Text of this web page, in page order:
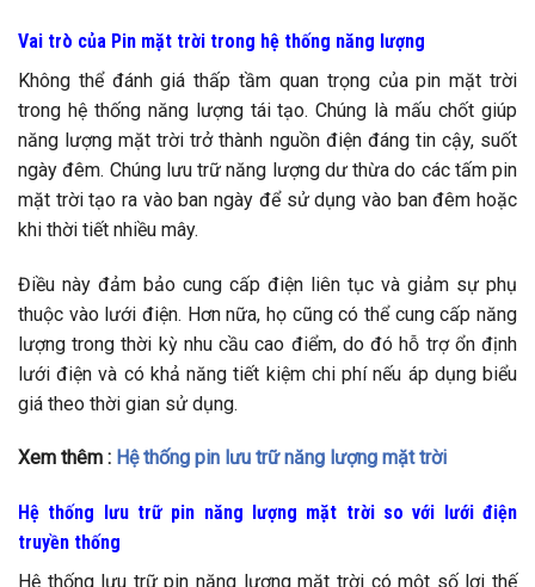
Vai trò của Pin mặt trời trong hệ thống năng lượng
Không thể đánh giá thấp tầm quan trọng của pin mặt trời
trong hệ thống năng lượng tái tạo. Chúng là mấu chốt giúp
năng lượng mặt trời trở thành nguồn điện đáng tin cậy, suốt
ngày đêm. Chúng lưu trữ năng lượng dư thừa do các tấm pin
mặt trời tạo ra vào ban ngày để sử dụng vào ban đêm hoặc
khi thời tiết nhiều mây.
Điều này đảm bảo cung cấp điện liên tục và giảm sự phụ
thuộc vào lưới điện. Hơn nữa, họ cũng có thể cung cấp năng
lượng trong thời kỳ nhu cầu cao điểm, do đó hỗ trợ ổn định
lưới điện và có khả năng tiết kiệm chi phí nếu áp dụng biểu
giá theo thời gian sử dụng.
Xem thêm : Hệ thống pin lưu trữ năng lượng mặt trời
Hệ thống lưu trữ pin năng lượng mặt trời so với lưới điện
truyền thống
Hệ thống lưu trữ pin năng lượng mặt trời có một số lợi thế